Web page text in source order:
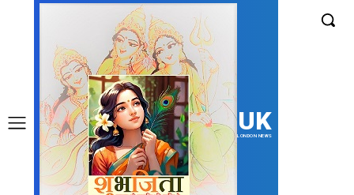
UK
LONDON NEWS